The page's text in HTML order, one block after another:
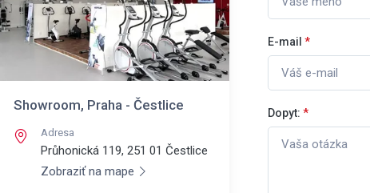
Showroom, Praha - Čestlice
Adresa
Průhonická 119, 251 01 Čestlice
Zobraziť na mape
E-mail *
Dopyt: *